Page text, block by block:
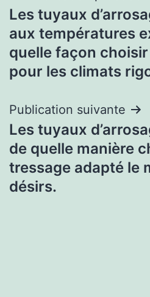
de
l’article
Les tuyaux
aux températures
quelle façon
pour les climats
Publication suivante
Les tuyaux
de quelle manière
tressage adapté le
désirs.